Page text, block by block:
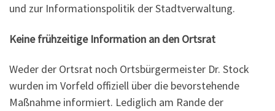
und zur Informationspolitik der Stadtverwaltung.
Keine frühzeitige Information an den Ortsrat
Weder der Ortsrat noch Ortsbürgermeister Dr. Stock
wurden im Vorfeld offiziell über die bevorstehende
Maßnahme informiert. Lediglich am Rande der